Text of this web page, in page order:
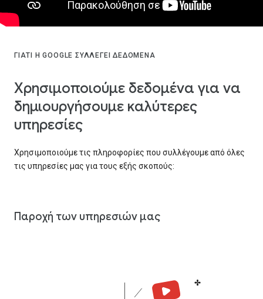
ΓΙΑΤΊ Η GOOGLE ΣΥΛΛΈΓΕΙ ΔΕΔΟΜΈΝΑ
Χρησιμοποιούμε δεδομένα για να
δημιουργήσουμε καλύτερες
υπηρεσίες
Χρησιμοποιούμε τις πληροφορίες που συλλέγουμε από όλες
τις υπηρεσίες μας για τους εξής σκοπούς:
Παροχή των υπηρεσιών μας